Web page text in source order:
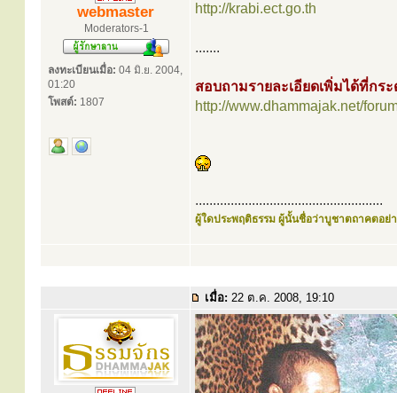
webmaster
Moderators-1
ลงทะเบียนเมื่อ: 04 มิ.ย. 2004,
01:20
โพสต์: 1807
http://krabi.ect.go.th
.......
สอบถามรายละเอียดเพิ่มได้ที่กร
http://www.dhammajak.net/
.....................................................
ผู้ใดประพฤติธรรม ผู้นั้นชื่อว่าบูชาตถาคตอย่า
เมื่อ: 22 ต.ค. 2008, 19:10